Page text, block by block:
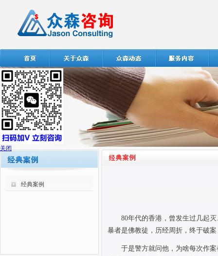
经典案例
80年代的香港，曾发生过几起灭.
暴者是佛教徒，历经周折，终于破
于是警方就问他，为啥每次作
关闭